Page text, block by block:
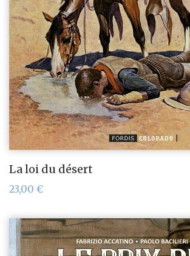
La loi du désert
23,00 €